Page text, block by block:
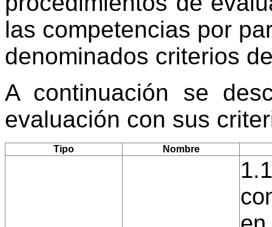
las competencias por
denominados criterios
A continuación se
evaluación con sus
Tipo Nombre